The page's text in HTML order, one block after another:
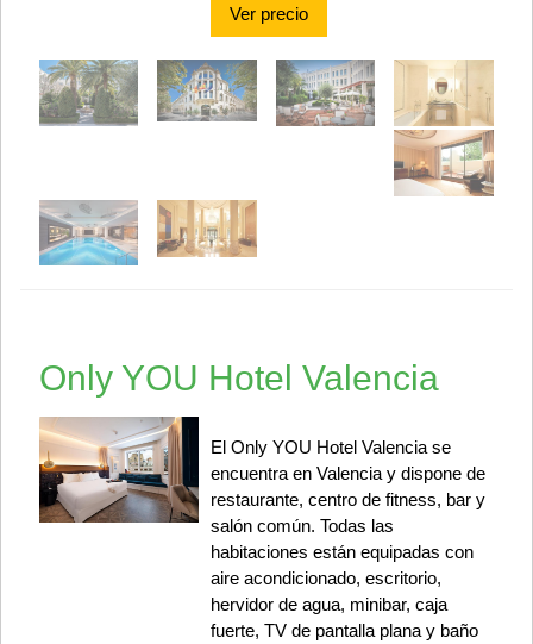
Ver precio
Only YOU Hotel Valencia
El Only YOU Hotel Valencia se
encuentra en Valencia y dispone de
restaurante, centro de fitness, bar y
salón común. Todas las
habitaciones están equipadas con
aire acondicionado, escritorio,
hervidor de agua, minibar, caja
fuerte, TV de pantalla plana y baño